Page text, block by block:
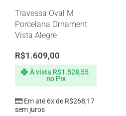
Travessa Oval M
Porcelana Ornament
Vista Alegre
R$1.609,00
Em até 6x de R$268,17
sem juros
À vista R$1.528,55
no Pix